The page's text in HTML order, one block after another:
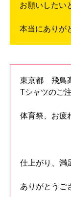
お願いしたい
本当にありが
東京都 飛鳥
Tシャツのご
体育祭、お疲
仕上がり、満
ありがとうご